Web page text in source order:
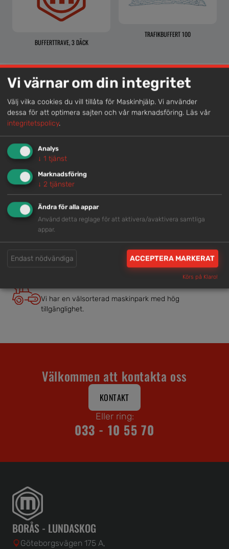
BUFFERTTRAVE, 3 DÄCK
TRAFIKBUFFERT 100
Lokal kompetens
Genom att samla våra medarbetare lokalt erbjuder vi
helhetslösningar.
Snabb service
Vi har tillgänglig personal som är redo att hjälpa dig.
Trygg rådgivning
Våra hjälpsamma medarbetare är experter inom
branschen.
Vi har en välsorterad maskinpark med hög
tillgänglighet.
Välkommen att kontakta oss
KONTAKT
Eller ring:
033 - 10 55 70
BORÅS - LUNDASKOG
Göteborgsvägen 175 A,
Vi värnar om din integritet
Välj vilka cookies du vill tillåta för Maskinhjälp. Vi använder
dessa för att optimera sajten och vår marknadsföring. Läs vår
integritetspolicy.
Analys
↓ 1 tjänst
Marknadsföring
↓ 2 tjänster
Ändra för alla appar
Använd detta reglage för att aktivera/avaktivera samtliga
appar.
Endast nödvändiga ACCEPTERA MARKERAT
Körs på Klaro!